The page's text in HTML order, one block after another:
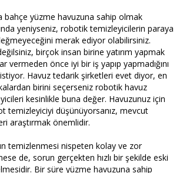
bahçe yüzme havuzuna sahip olmak
yeniyseniz, robotik temizleyicilerin paraya
merak ediyor olabilirsiniz.
birçok insan birine yatırım yapmak
vermeden önce iyi bir iş yapıp yapmadığını
Havuz tedarik şirketleri evet diyor, en
birini seçerseniz robotik havuz
kesinlikle buna değer. Havuzunuz için
temizleyiciyi düşünüyorsanız, mevcut
araştırmak önemlidir.
temizlenmesi nispeten kolay ve zor
de, sorun gerçekten hızlı bir şekilde eski
Bir süre yüzme havuzuna sahip